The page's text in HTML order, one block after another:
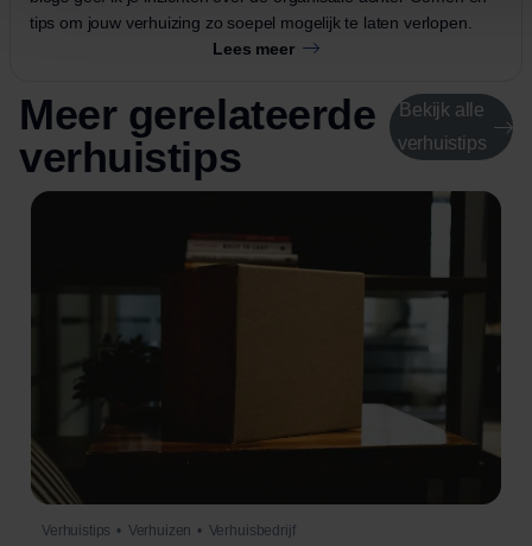
tips om jouw verhuizing zo soepel mogelijk te laten verlopen.
Lees meer
Meer gerelateerde
verhuistips
Bekijk alle
verhuistips
Verhuistips • Verhuizen • Verhuisbedrijf